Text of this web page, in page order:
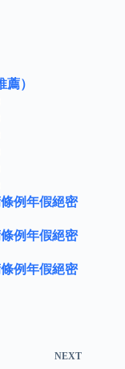
）
例年假絕密
例年假絕密
例年假絕密
NEXT